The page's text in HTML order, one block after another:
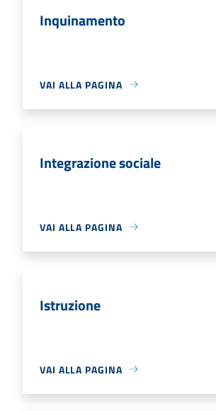
Inquinamento
VAI ALLA PAGINA
Integrazione sociale
VAI ALLA PAGINA
Istruzione
VAI ALLA PAGINA